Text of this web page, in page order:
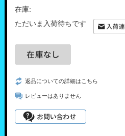
在庫:
ただいま入荷待ちです
返品についての詳細はこちら
レビューはありません